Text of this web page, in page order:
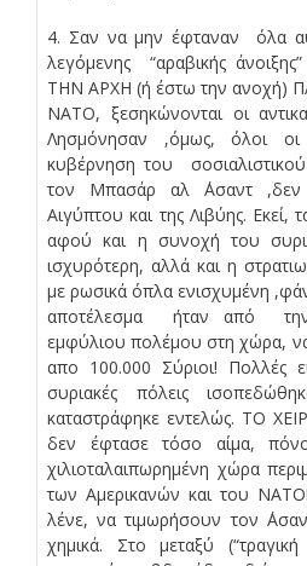
4. Σαν να μην έφταναν όλα
λεγόμενης “αραβικής
ΤΗΝ ΑΡΧΗ (ή έστω την ανοχή)
ΝΑΤΟ, ξεσηκώνονται οι
Λησμόνησαν ,όμως, όλοι
κυβέρνηση του
τον Μπασάρ αλ ΄Ασαντ ,δεν
Αιγύπτου και της Λιβύης. Εκεί,
αφού και η συνοχή του
ισχυρότερη, αλλά και η
με ρωσικά όπλα ενισχυμένη
αποτέλεσμα ήταν από
εμφύλιου πολέμου στη χώρα,
απο 100.000 Σύριοι! Πολλές
συριακές πόλεις
καταστράφηκε εντελώς. ΤΟ
δεν έφτασε τόσο αίμα,
χιλιοταλαιπωρημένη χώρα
των Αμερικανών και του
λένε, να τιμωρήσουν τον
χημικά. Στο μεταξύ